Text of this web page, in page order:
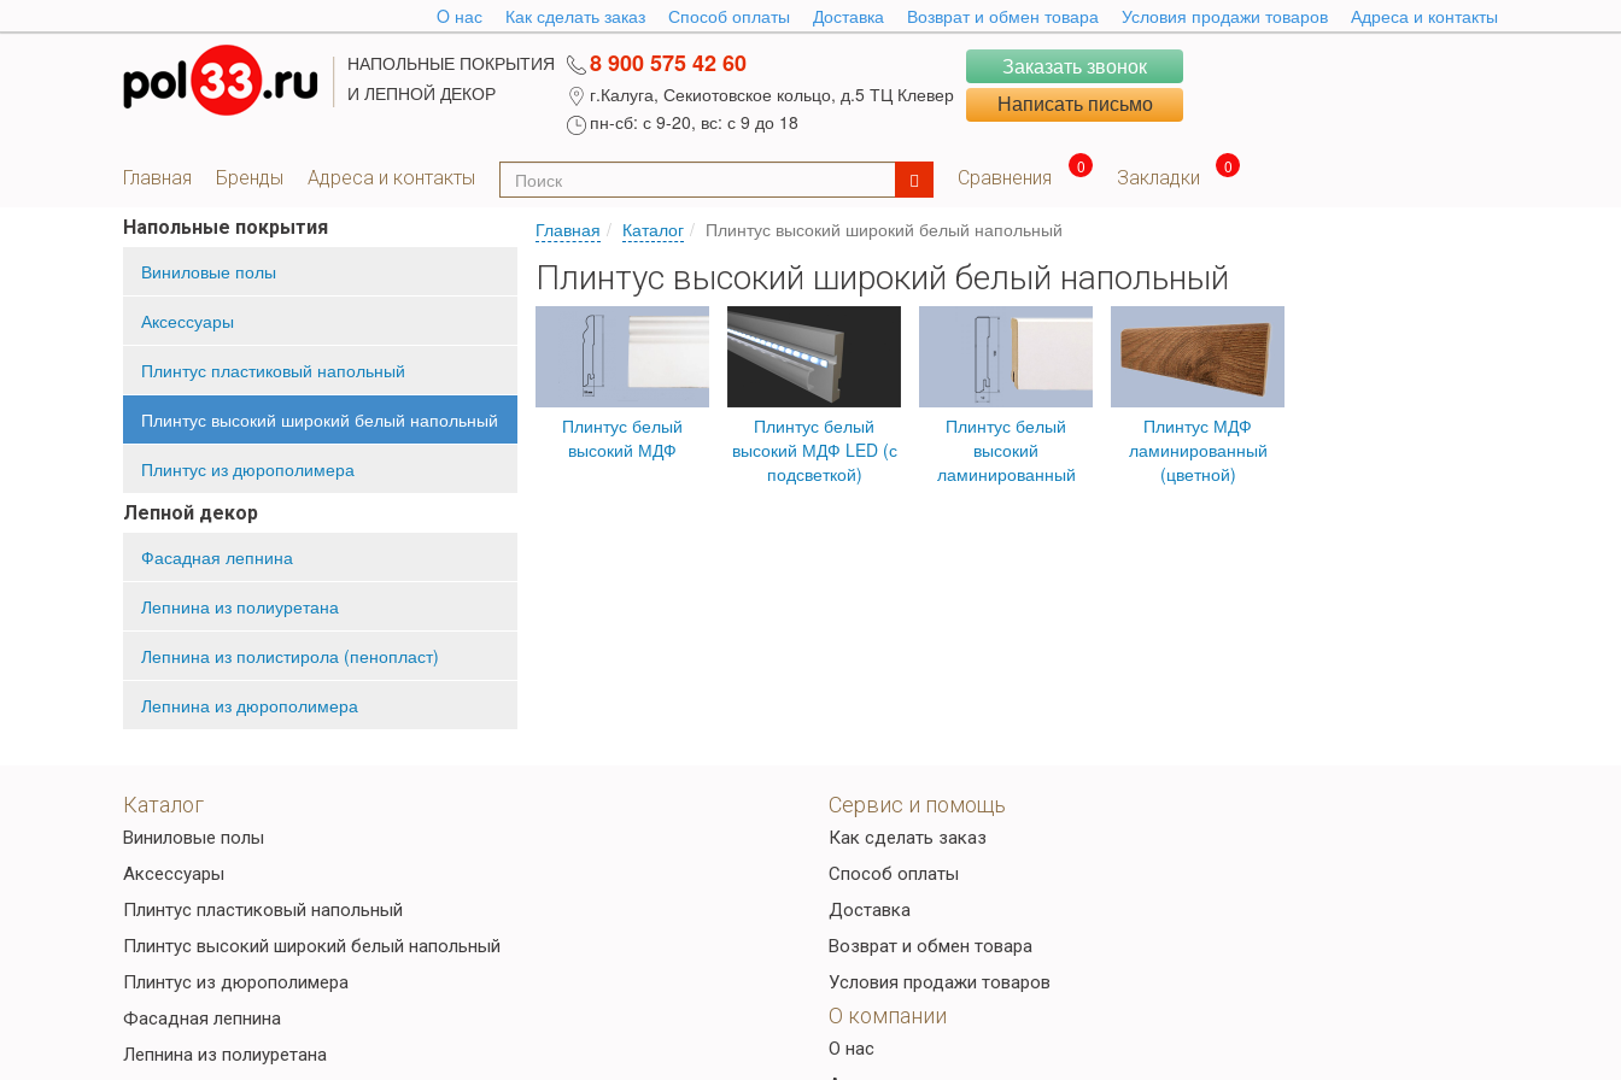
O нас Как сделать заказ Способ оплаты Доставка Возврат и обмен товара Условия продажи товаров
Адреса и контакты
НАПОЛЬНЫЕ ПОКРЫТИЯ
И ЛЕПНОЙ ДЕКОР
8 900 575 42 60
г.Калуга, Секиотовское кольцо, д.5 ТЦ Клевер
пн-сб: с 9-20, вс: с 9 до 18
Заказать звонок
Написать письмо
Главная Бренды Адреса и контакты Сравнения
0
Закладки
0
Напольные покрытия
Виниловые полы
Аксессуары
Плинтус пластиковый напольный
Плинтус высокий широкий белый напольный
Плинтус из дюрополимера
Лепной декор
Фасадная лепнина
Лепнина из полиуретана
Лепнина из полистирола (пенопласт)
Лепнина из дюрополимера
Главная Каталог Плинтус высокий широкий белый напольный
Плинтус высокий широкий белый напольный
Плинтус белый
высокий МДФ
Плинтус белый
высокий МДФ LED (с
подсветкой)
Плинтус белый
высокий
ламинированный
Плинтус МДФ
ламинированный
(цветной)
Каталог
Виниловые полы
Аксессуары
Плинтус пластиковый напольный
Плинтус высокий широкий белый напольный
Плинтус из дюрополимера
Фасадная лепнина
Лепнина из полиуретана
Сервис и помощь
Как сделать заказ
Способ оплаты
Доставка
Возврат и обмен товара
Условия продажи товаров
О компании
О нас